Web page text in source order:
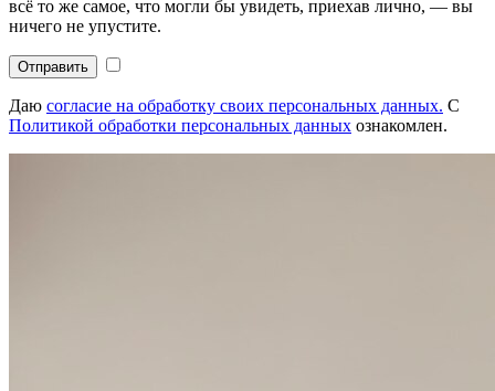
всё то же самое, что могли бы увидеть, приехав лично, — вы
ничего не упустите.
Отправить
Даю согласие на обработку своих персональных данных. С
Политикой обработки персональных данных ознакомлен.